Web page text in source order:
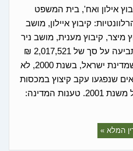
נ' קיבוץ אילון ואח', בית המשפט
קיבוץ איילון, מושב
מיצר, קיבוץ מענית, מושב ניר
גלים וקיבוץ נתיב הל"ה הגישו תביעה על סך של 2,017,521 ₪
נגד מדינת ישראל בעקבות כך שמדינת ישראל, בשנת 2000, לא
שנפגעו עקב קיצוץ במכסות
המים כשם שהעניקה להם החל משנת 2001. טענות המדינה:
המלא »